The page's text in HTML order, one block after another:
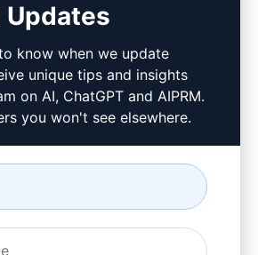
Hogyan telepítsük
Google Chrome
Microsoft Edge
Updates
know when we update
unique tips and insights
on AI, ChatGPT and AIPRM.
you won't see elsewhere.